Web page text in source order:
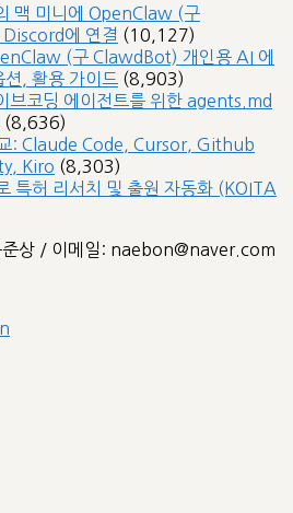
맥 미니에 OpenClaw (구
에 연결 (10,127)
(구 ClawdBot) 개인용 AI 에
션, 활용 가이드 (8,903)
브코딩 에이전트를 위한 agents.md
(8,636)
: Claude Code, Cursor, Github
Kiro (8,303)
특허 리서치 및 출원 자동화 (KOITA
준상 / 이메일: naebon@naver.com